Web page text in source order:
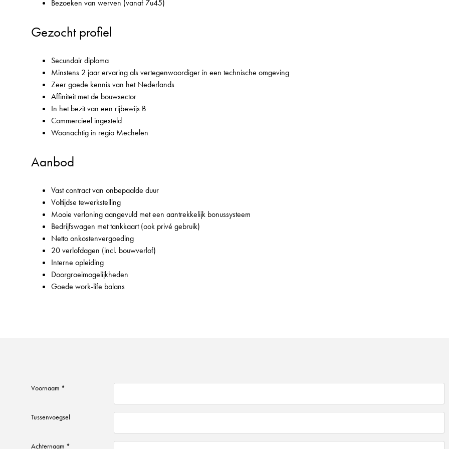
Bezoeken van werven (vanaf 7u45)
Gezocht profiel
Secundair diploma
Minstens 2 jaar ervaring als vertegenwoordiger in een technische omgeving
Zeer goede kennis van het Nederlands
Affiniteit met de bouwsector
In het bezit van een rijbewijs B
Commercieel ingesteld
Woonachtig in regio Mechelen
Aanbod
Vast contract van onbepaalde duur
Voltijdse tewerkstelling
Mooie verloning aangevuld met een aantrekkelijk bonussysteem
Bedrijfswagen met tankkaart (ook privé gebruik)
Netto onkostenvergoeding
20 verlofdagen (incl. bouwverlof)
Interne opleiding
Doorgroeimogelijkheden
Goede work-life balans
Voornaam *
Tussenvoegsel
Achternaam *